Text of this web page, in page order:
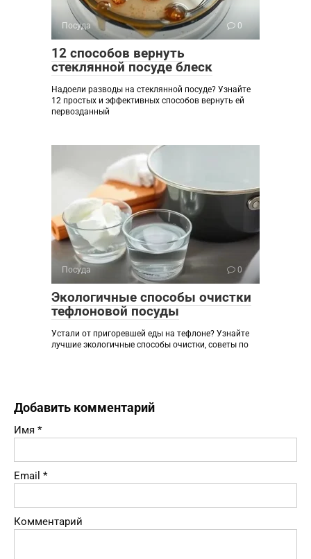
Посуда 0
12 способов вернуть
стеклянной посуде блеск
Надоели разводы на стеклянной посуде? Узнайте
12 простых и эффективных способов вернуть ей
первозданный
Посуда 0
Экологичные способы очистки
тефлоновой посуды
Устали от пригоревшей еды на тефлоне? Узнайте
лучшие экологичные способы очистки, советы по
Добавить комментарий
Имя *
Email *
Комментарий